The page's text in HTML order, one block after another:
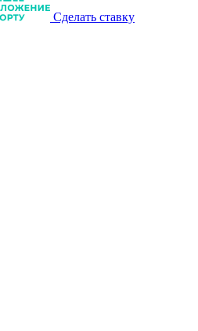
Сделать ставку